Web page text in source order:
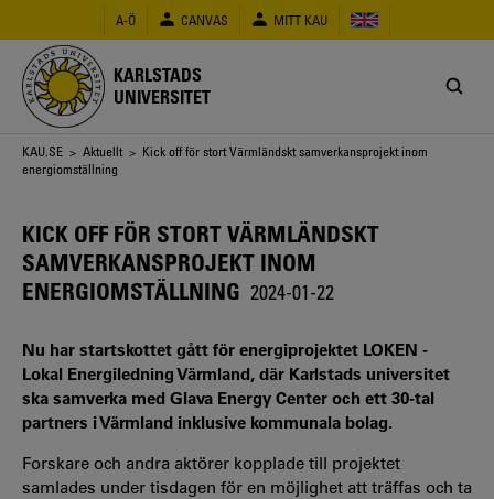
huvudinnehåll
A-Ö CANVAS MITT KAU
KARLSTADS
UNIVERSITET
Länkstig
KAU.SE > Aktuellt > Kick off för stort Värmländskt samverkansprojekt inom
energiomställning
KICK OFF FÖR STORT VÄRMLÄNDSKT
SAMVERKANSPROJEKT INOM
ENERGIOMSTÄLLNING 2024-01-22
Nu har startskottet gått för energiprojektet LOKEN -
Lokal Energiledning Värmland, där Karlstads universitet
ska samverka med Glava Energy Center och ett 30-tal
partners i Värmland inklusive kommunala bolag.
Forskare och andra aktörer kopplade till projektet
samlades under tisdagen för en möjlighet att träffas och ta